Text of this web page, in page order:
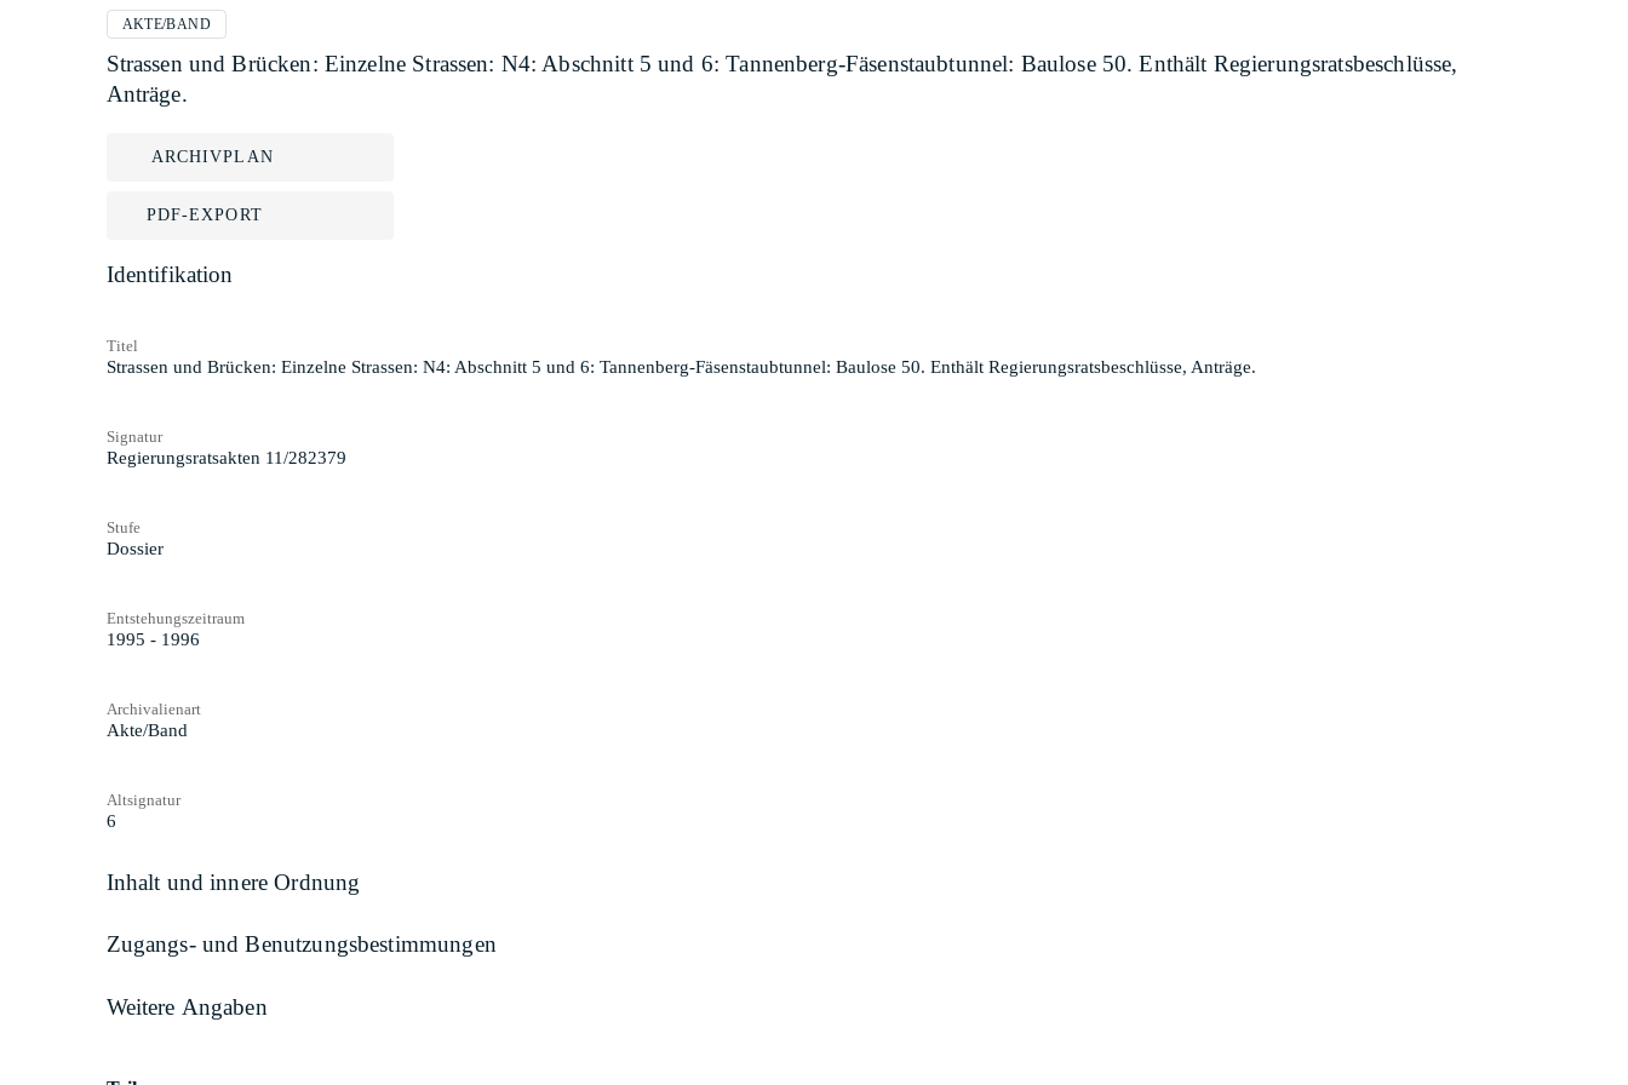
AKTE/BAND
Strassen und Brücken: Einzelne Strassen: N4: Abschnitt 5 und 6: Tannenberg-Fäsenstaubtunnel: Baulose 50. Enthält Regierungsratsbeschlüsse,
Anträge.
ARCHIVPLAN
PDF-EXPORT
Identifikation
Titel
Strassen und Brücken: Einzelne Strassen: N4: Abschnitt 5 und 6: Tannenberg-Fäsenstaubtunnel: Baulose 50. Enthält Regierungsratsbeschlüsse, Anträge.
Signatur
Regierungsratsakten 11/282379
Stufe
Dossier
Entstehungszeitraum
1995 - 1996
Archivalienart
Akte/Band
Altsignatur
6
Inhalt und innere Ordnung
Zugangs- und Benutzungsbestimmungen
Weitere Angaben